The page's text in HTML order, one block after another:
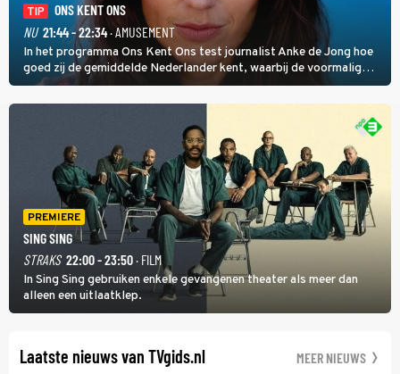
TIP
ONS KENT ONS
NU 21:44 - 22:34· AMUSEMENT
In het programma Ons Kent Ons test journalist Anke de Jong hoe
goed zij de gemiddelde Nederlander kent, waarbij de voormalig
hoofdredacteur van modebladen Glamour en Elle het samen met
rapper Keizer opneemt tegen Edson da Graça en Marc-Marie
PREMIERE
SING SING
STRAKS 22:00 - 23:50· FILM
In Sing Sing gebruiken enkele gevangenen theater als meer dan
alleen een uitlaatklep.
Laatste nieuws van TVgids.nl MEER NIEUWS